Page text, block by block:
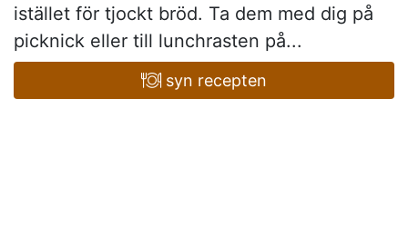
istället för tjockt bröd. Ta dem med dig på
picknick eller till lunchrasten på...
syn recepten